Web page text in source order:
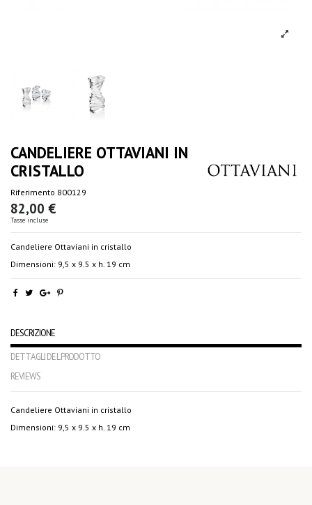
CANDELIERE OTTAVIANI IN
CRISTALLO
Riferimento 800129
82,00 €
Tasse incluse
Candeliere Ottaviani in cristallo
Dimensioni: 9,5 x 9.5 x h. 19 cm
DESCRIZIONE
DETTAGLI DEL PRODOTTO
REVIEWS
Candeliere Ottaviani in cristallo
Dimensioni: 9,5 x 9.5 x h. 19 cm